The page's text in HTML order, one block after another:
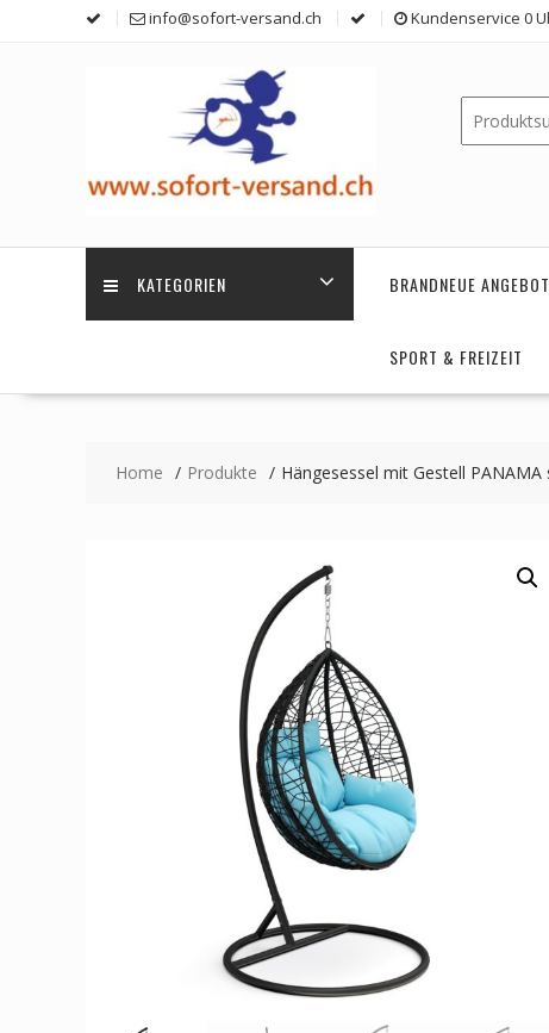
info@sofort-versand.ch Kundenservice 0
KATEGORIEN BRANDNEUE
SPORT & FREIZEIT
Home Produkte Hängesessel mit Gestell